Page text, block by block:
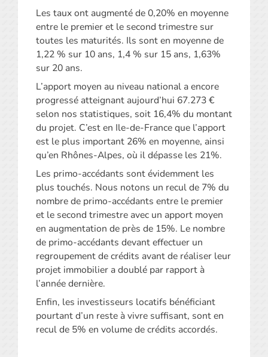
Les taux ont augmenté de 0,20% en moyenne
entre le premier et le second trimestre sur
toutes les maturités. Ils sont en moyenne de
1,22 % sur 10 ans, 1,4 % sur 15 ans, 1,63%
sur 20 ans.
L’apport moyen au niveau national a encore
progressé atteignant aujourd’hui 67.273 €
selon nos statistiques, soit 16,4% du montant
du projet. C’est en Ile-de-France que l’apport
est le plus important 26% en moyenne, ainsi
qu’en Rhônes-Alpes, où il dépasse les 21%.
Les primo-accédants sont évidemment les
plus touchés. Nous notons un recul de 7% du
nombre de primo-accédants entre le premier
et le second trimestre avec un apport moyen
en augmentation de près de 15%. Le nombre
de primo-accédants devant effectuer un
regroupement de crédits avant de réaliser leur
projet immobilier a doublé par rapport à
l’année dernière.
Enfin, les investisseurs locatifs bénéficiant
pourtant d’un reste à vivre suffisant, sont en
recul de 5% en volume de crédits accordés.